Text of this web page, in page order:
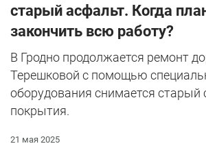
старый асфальт. Когда
закончить всю работу?
В Гродно продолжается ремонт
Терешковой с помощью
оборудования снимается старый
покрытия.
21 мая 2025